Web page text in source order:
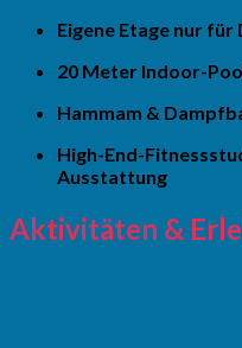
Eigene Etage nur für
20 Meter Indoor-
Hammam &
High-End-
Ausstattung
Aktivitäten &